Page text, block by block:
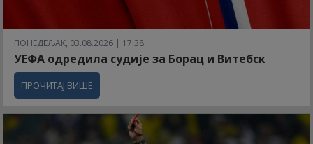
ПОНЕДЕЉАК, 03.08.2026 | 17:38
УЕФА одредила судије за Борац и Витебск
ПРОЧИТАЈ ВИШЕ